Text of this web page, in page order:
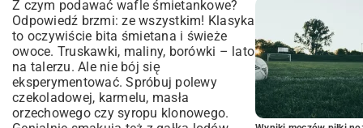
Z czym podawać wafle śmietankowe?
Odpowiedź brzmi: ze wszystkim! Klasyka
to oczywiście bita śmietana i świeże
owoce. Truskawki, maliny, borówki – lato
na talerzu. Ale nie bój się
eksperymentować. Spróbuj polewy
czekoladowej, karmelu, masła
orzechowego czy syropu klonowego.